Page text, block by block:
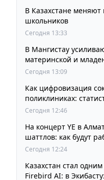
В Казахстане
школьников
Сегодня 13:33
В Мангистау
материнской и
Сегодня 13:09
Как цифровизация
поликлиниках:
Сегодня 12:46
На концерт YE в
шаттлов: как будут
перекрытия
Сегодня 12:24
Казахстан стал
Firebird AI: в